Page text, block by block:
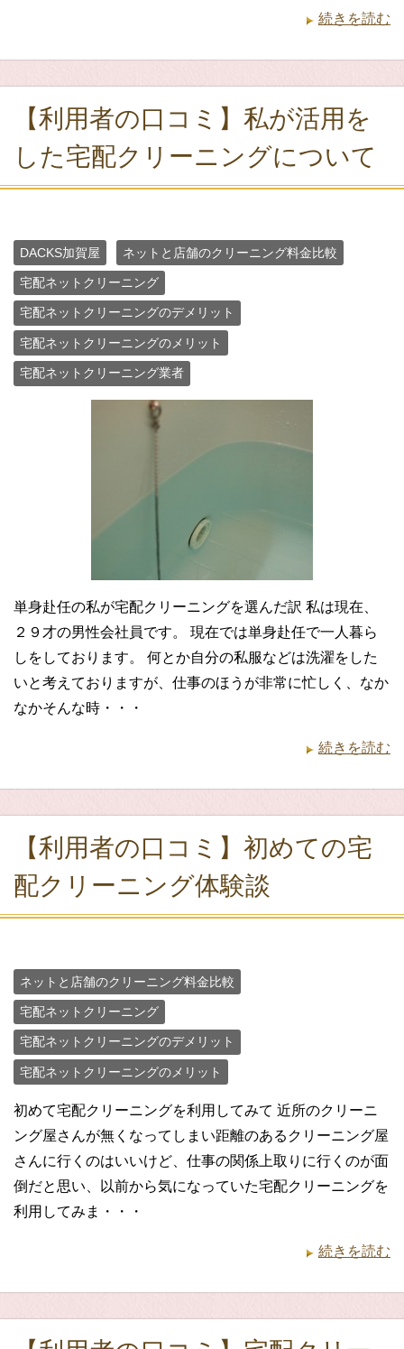
続きを読む
【利用者の口コミ】私が活用を
した宅配クリーニングについて
DACKS加賀屋 ネットと店舗のクリーニング料金比較
宅配ネットクリーニング
宅配ネットクリーニングのデメリット
宅配ネットクリーニングのメリット
宅配ネットクリーニング業者
単身赴任の私が宅配クリーニングを選んだ訳 私は現在、
２９才の男性会社員です。 現在では単身赴任で一人暮ら
しをしております。 何とか自分の私服などは洗濯をした
いと考えておりますが、仕事のほうが非常に忙しく、なか
なかそんな時・・・
続きを読む
【利用者の口コミ】初めての宅
配クリーニング体験談
ネットと店舗のクリーニング料金比較
宅配ネットクリーニング
宅配ネットクリーニングのデメリット
宅配ネットクリーニングのメリット
初めて宅配クリーニングを利用してみて 近所のクリーニ
ング屋さんが無くなってしまい距離のあるクリーニング屋
さんに行くのはいいけど、仕事の関係上取りに行くのが面
倒だと思い、以前から気になっていた宅配クリーニングを
利用してみま・・・
続きを読む